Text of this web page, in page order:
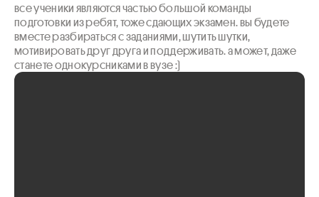
все ученики являются частью большой команды
подготовки из ребят, тоже сдающих экзамен. вы будете
вместе разбираться с заданиями, шутить шутки,
мотивировать друг друга и поддерживать. а может, даже
станете однокурсниками в вузе :)